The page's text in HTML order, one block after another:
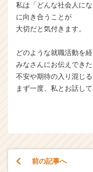
私は「どんな社会人に
に向き合うことが
大切だと気付きます。
どのような就職活動を
みなさんにお伝えでき
不安や期待の入り混じ
まず一度、私とお話し
前の記事へ